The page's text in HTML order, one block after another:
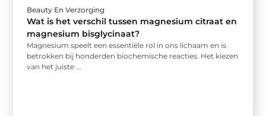
Beauty En Verzorging
Wat is het verschil tussen magnesium citraat en
magnesium bisglycinaat?
Magnesium speelt een essentiële rol in ons lichaam en is
betrokken bij honderden biochemische reacties. Het kiezen
van het juiste ...